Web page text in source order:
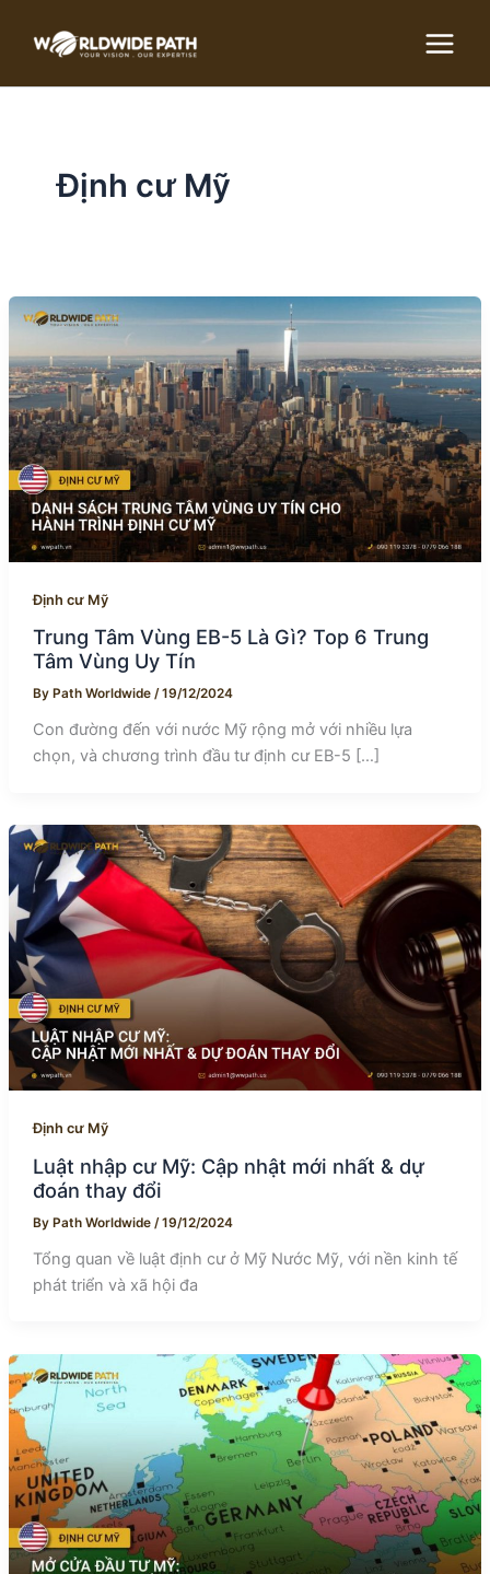
Định cư Mỹ
Định cư Mỹ
Trung Tâm Vùng EB-5 Là Gì? Top 6 Trung
Tâm Vùng Uy Tín
By Path Worldwide /19/12/2024
Con đường đến với nước Mỹ rộng mở với nhiều lựa
chọn, và chương trình đầu tư định cư EB-5 […]
Định cư Mỹ
Luật nhập cư Mỹ: Cập nhật mới nhất & dự
đoán thay đổi
By Path Worldwide /19/12/2024
Tổng quan về luật định cư ở Mỹ Nước Mỹ, với nền kinh tế
phát triển và xã hội đa